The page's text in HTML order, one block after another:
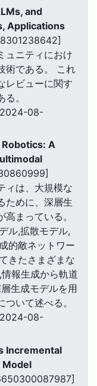
and
Applications
ュニティにおけ
術である。 これ
レビューに関す
。
08-
A
ィは、大規模な
ために、深層生
まっている。
ル,拡散モデル,
的敵ネットワー
きたさまざまな
報生成から軌道
生成モデルを用
いて述べる。
08-
Incremental
Model